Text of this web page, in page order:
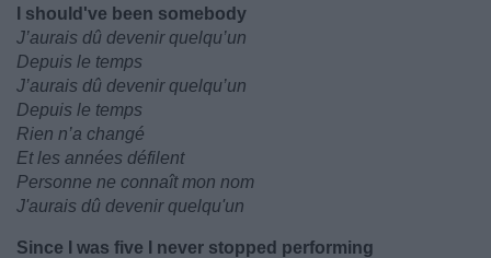
I should've been somebody
J’aurais dû devenir quelqu’un
Depuis le temps
J’aurais dû devenir quelqu’un
Depuis le temps
Rien n’a changé
Et les années défilent
Personne ne connaît mon nom
J'aurais dû devenir quelqu'un
Since I was five I never stopped performing